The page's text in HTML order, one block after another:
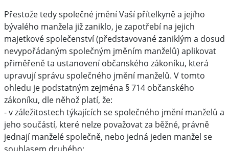
Přestože tedy společné jmění Vaší přítelkyně a jejího
bývalého manžela již zaniklo, je zapotřebí na jejich
majetkové společenství (představované zaniklým a dosud
nevypořádaným společným jměním manželů) aplikovat
přiměřeně ta ustanovení občanského zákoníku, která
upravují správu společného jmění manželů. V tomto
ohledu je podstatným zejména § 714 občanského
zákoníku, dle něhož platí, že:
- v záležitostech týkajících se společného jmění manželů a
jeho součástí, které nelze považovat za běžné, právně
jednají manželé společně, nebo jedná jeden manžel se